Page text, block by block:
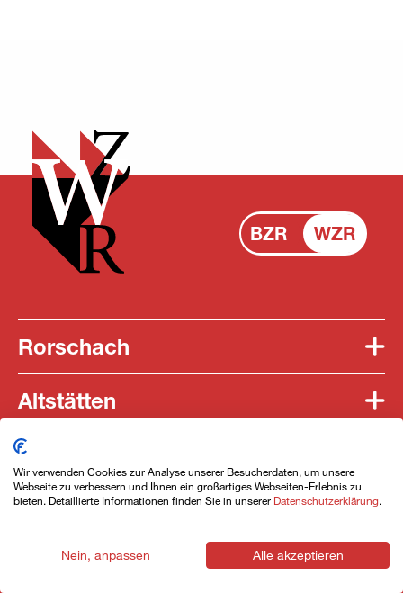
2 Angebote ansehen
BZR WZR
Rorschach
Altstätten
St.Gallen
Unterlagen bestellen
Kontakt
Wir verwenden Cookies zur Analyse unserer Besucherdaten, um unsere
Webseite zu verbessern und Ihnen ein großartiges Webseiten-Erlebnis zu
bieten. Detaillierte Informationen finden Sie in unserer Datenschutzerklärung.
Nein, anpassen Alle akzeptieren